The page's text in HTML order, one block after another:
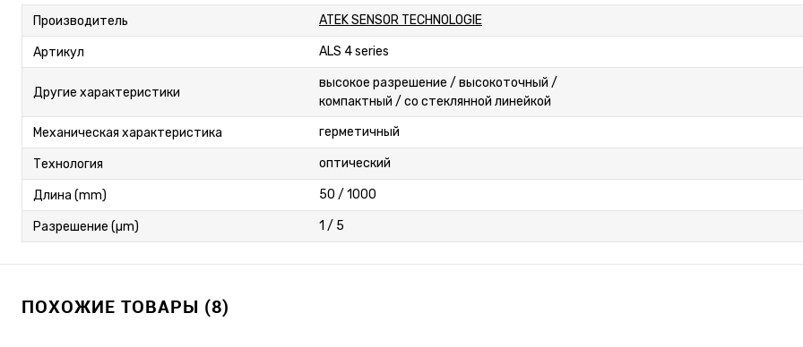
Производитель ATEK SENSOR TECHNOLOGIE
Артикул ALS 4 series
Другие характеристики
высокое разрешение / высокоточный /
компактный / со стеклянной линейкой
Механическая характеристика герметичный
Технология оптический
Длина (mm) 50 / 1000
Разрешение (µm) 1 / 5
ПОХОЖИЕ ТОВАРЫ (8)